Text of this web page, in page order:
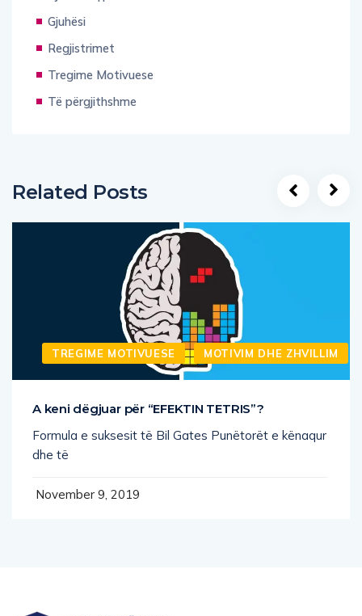
Gjuhësi
Regjistrimet
Tregime Motivuese
Të përgjithshme
Related Posts
TREGIME MOTIVUESE MOTIVIM DHE ZHVILLIM
A keni dëgjuar për “EFEKTIN TETRIS”?
Formula e suksesit të Bil Gates Punëtorët e kënaqur
dhe të
November 9, 2019